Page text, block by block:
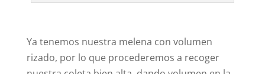
Ya tenemos nuestra melena con volumen
rizado, por lo que procederemos a recoger